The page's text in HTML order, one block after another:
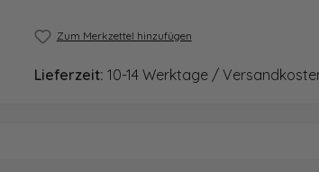
Zum Merkzettel hinzufügen
Lieferzeit: 10-14 Werktage /